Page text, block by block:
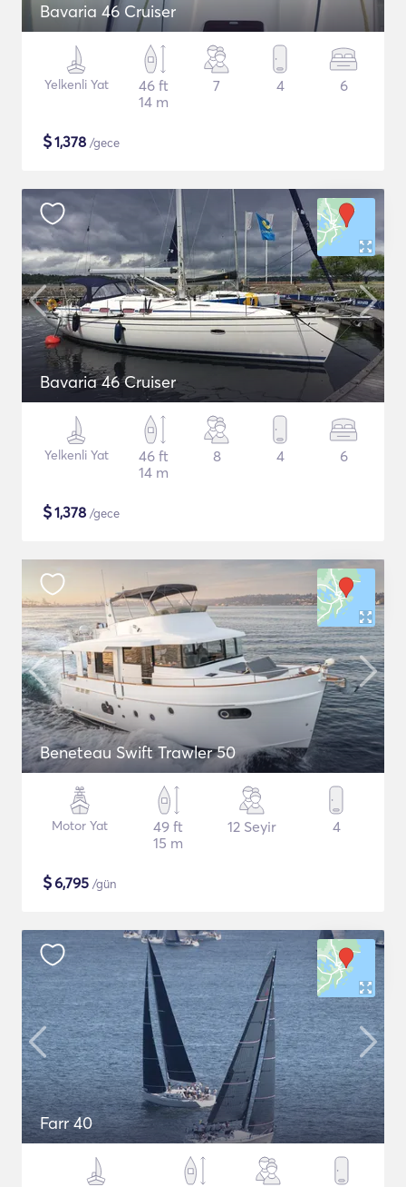
Bavaria 46 Cruiser
Yelkenli Yat
46 ft
14 m
7 4 6
$1,378 /gece
Bavaria 46 Cruiser
Yelkenli Yat
46 ft
14 m
8 4 6
$1,378 /gece
Beneteau Swift Trawler 50
Motor Yat
49 ft
15 m
12 Seyir 4
$6,795 /gün
Farr 40